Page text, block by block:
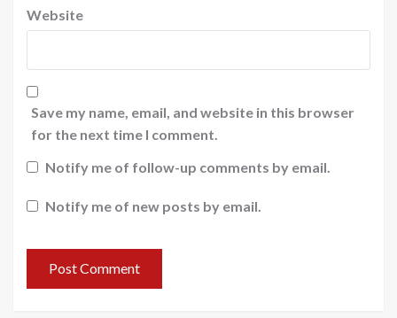
Website
Save my name, email, and website in this browser
for the next time I comment.
Notify me of follow-up comments by email.
Notify me of new posts by email.